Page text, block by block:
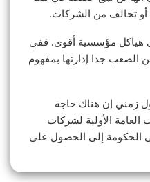
تحالف من الشركات.
هياكل مؤسسية أقوى. ففي
الصعب جدا إدارتها بمفهوم
زمني إن هناك حاجة
العامة الأولية لشركات
الحكومة إلى الحصول على